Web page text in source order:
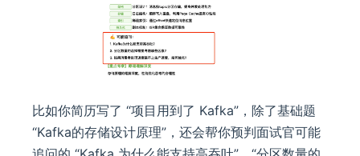
比如你简历写了 “项目用到了 Kafka”，除了基础题
“Kafka的存储设计原理”，还会帮你预判面试官可能